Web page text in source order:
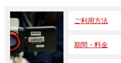
ご利用方法
期間・料金